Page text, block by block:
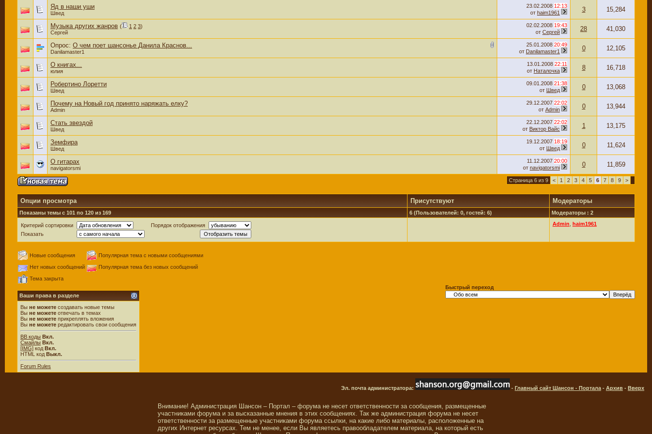
Яд в наши уши
Швед
23.02.2008 12:13
от haim1961 3 15,284
Музыка других жанров ( 1 2 3)
Сергей
02.02.2008 19:43
от Сергей 28 41,030
Опрос: О чем поет шансонье Данила Краснов...
Danilamaster1
25.01.2008 20:49
от Danilamaster1 0 12,105
О книгах...
юлия
13.01.2008 22:11
от Наталочка 8 16,718
Робертино Лоретти
Швед
09.01.2008 21:38
от Швед 0 13,068
Почему на Новый год принято наряжать елку?
Admin
29.12.2007 22:02
от Admin 0 13,944
Стать звездой
Швед
22.12.2007 22:02
от Виктор Вайс 1 13,175
Земфира
Швед
19.12.2007 18:19
от Швед 0 11,624
О гитарах
navigatorsmi
11.12.2007 20:00
от navigatorsmi 0 11,859
Страница 6 из 9 < 1 2 3 4 5 6 7 8 9 >
Опции просмотра Присутствуют Модераторы
Показаны темы с 101 по 120 из 169 6 (Пользователей: 0, гостей: 6) Модераторы : 2
Критерий сортировки
Порядок отображения
Показать
Admin haim1961
Новые сообщения
Популярная тема с новыми сообщениями
Нет новых сообщений
Популярная тема без новых сообщений
Тема закрыта
Ваши права в разделе
Вы не можете создавать новые темы
Вы не можете отвечать в темах
Вы не можете прикреплять вложения
Вы не можете редактировать свои сообщения
BB коды Вкл.
Смайлы Вкл.
[IMG] код Вкл.
HTML код Выкл.
Forum Rules
Быстрый переход
Эл. почта администратора: - Главный сайт Шансон - Портала - Архив - Вверх
Внимание! Администрация Шансон – Портал – форума не несет ответственности за сообщения, размещенные
участниками форума и за высказанные мнения в этих сообщениях. Так же администрация форума не несет
ответственности за размещенные участниками форума ссылки, на какие либо материалы, расположенные на
других Интернет ресурсах. Тем не менее, если Вы являетесь правообладателем материала, на который есть